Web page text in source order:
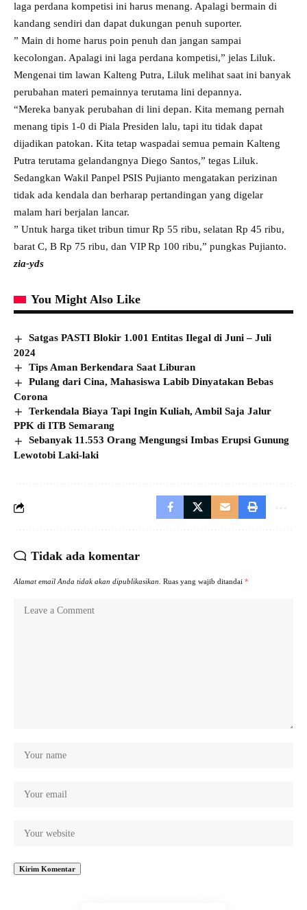
laga perdana kompetisi ini harus menang. Apalagi bermain di
kandang sendiri dan dapat dukungan penuh suporter.
” Main di home harus poin penuh dan jangan sampai
kecolongan. Apalagi ini laga perdana kompetisi,” jelas Liluk.
Mengenai tim lawan Kalteng Putra, Liluk melihat saat ini banyak
perubahan materi pemainnya terutama lini depannya.
“Mereka banyak perubahan di lini depan. Kita memang pernah
menang tipis 1-0 di Piala Presiden lalu, tapi itu tidak dapat
dijadikan patokan. Kita tetap waspadai semua pemain Kalteng
Putra terutama gelandangnya Diego Santos,” tegas Liluk.
Sedangkan Wakil Panpel PSIS Pujianto mengatakan perizinan
tidak ada kendala dan berharap pertandingan yang digelar
malam hari berjalan lancar.
” Untuk harga tiket tribun timur Rp 55 ribu, selatan Rp 45 ribu,
barat C, B Rp 75 ribu, dan VIP Rp 100 ribu,” pungkas Pujianto.
zia-yds
You Might Also Like
Satgas PASTI Blokir 1.001 Entitas Ilegal di Juni – Juli
2024
Tips Aman Berkendara Saat Liburan
Pulang dari Cina, Mahasiswa Labib Dinyatakan Bebas
Corona
Terkendala Biaya Tapi Ingin Kuliah, Ambil Saja Jalur
PPK di ITB Semarang
Sebanyak 11.553 Orang Mengungsi Imbas Erupsi Gunung
Lewotobi Laki-laki
Tidak ada komentar
Alamat email Anda tidak akan dipublikasikan. Ruas yang wajib ditandai *